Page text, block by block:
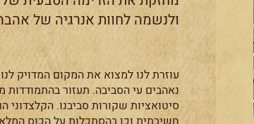
ולנשמה לחוות אנרגיה של
עוזרת לנו למצוא את המקום המדויק
נאהבים עי הסביבה. תעזור
סיטואציות שקורות סביבנו. הקלצדוני